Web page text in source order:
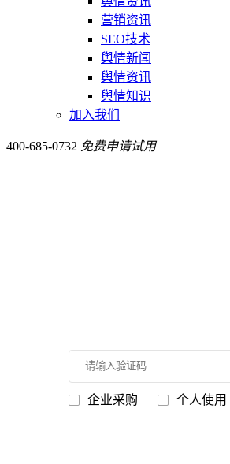
营销资讯
SEO技术
舆情新闻
舆情资讯
舆情知识
加入我们
400-685-0732 免费申请试用
企业采购 个人使用